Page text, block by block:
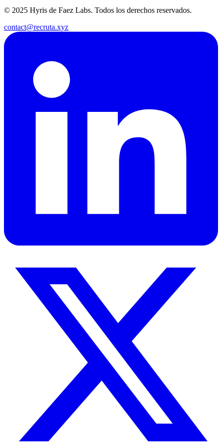
© 2025 Hyris de Faez Labs. Todos los derechos reservados.
contact@recruta.xyz